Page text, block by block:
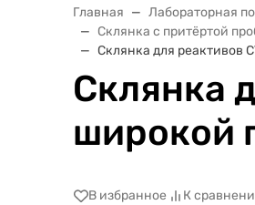
Главная Лабораторная
Склянка с притёртой
Склянка для реактивов
Склянка
широкой
В избранное К